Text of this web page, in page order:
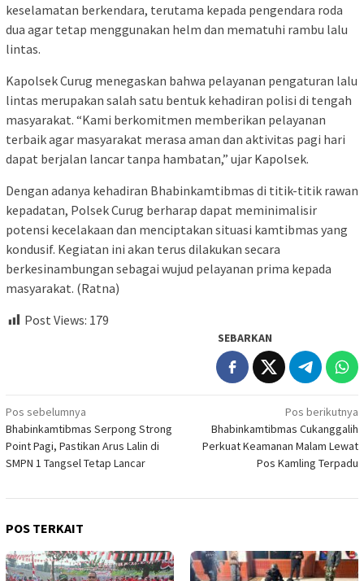
keselamatan berkendara, terutama kepada pengendara roda
dua agar tetap menggunakan helm dan mematuhi rambu lalu
lintas.
Kapolsek Curug menegaskan bahwa pelayanan pengaturan lalu
lintas merupakan salah satu bentuk kehadiran polisi di tengah
masyarakat. “Kami berkomitmen memberikan pelayanan
terbaik agar masyarakat merasa aman dan aktivitas pagi hari
dapat berjalan lancar tanpa hambatan,” ujar Kapolsek.
Dengan adanya kehadiran Bhabinkamtibmas di titik-titik rawan
kepadatan, Polsek Curug berharap dapat meminimalisir
potensi kecelakaan dan menciptakan situasi kamtibmas yang
kondusif. Kegiatan ini akan terus dilakukan secara
berkesinambungan sebagai wujud pelayanan prima kepada
masyarakat. (Ratna)
Post Views: 179
SEBARKAN
Navigasi
pos
Pos sebelumnya
Bhabinkamtibmas Serpong Strong
Point Pagi, Pastikan Arus Lalin di
SMPN 1 Tangsel Tetap Lancar
Pos berikutnya
Bhabinkamtibmas Cukanggalih
Perkuat Keamanan Malam Lewat
Pos Kamling Terpadu
POS TERKAIT